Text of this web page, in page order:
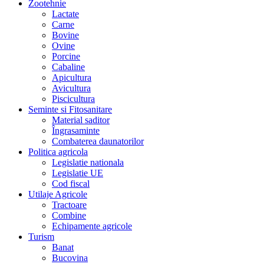
Zootehnie
Lactate
Carne
Bovine
Ovine
Porcine
Cabaline
Apicultura
Avicultura
Piscicultura
Seminte si Fitosanitare
Material saditor
Îngrasaminte
Combaterea daunatorilor
Politica agricola
Legislatie nationala
Legislatie UE
Cod fiscal
Utilaje Agricole
Tractoare
Combine
Echipamente agricole
Turism
Banat
Bucovina